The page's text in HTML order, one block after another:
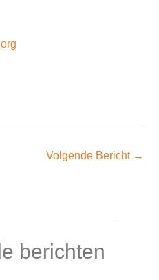
Volgende Bericht →
berichten